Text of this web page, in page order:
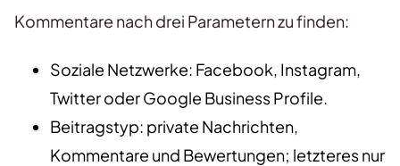
Kommentare nach drei Parametern zu finden:
Soziale Netzwerke: Facebook, Instagram,
Twitter oder Google Business Profile.
Beitragstyp: private Nachrichten,
Kommentare und Bewertungen; letzteres nur